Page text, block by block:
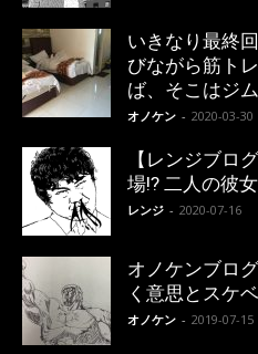
いきなり最終
びながら筋ト
ば、そこはジム
オノケン - 2020-03-30
【レンジブロ
場!? 二人の彼
レンジ - 2020-07-16
オノケンブロ
く意思とスケ
オノケン - 2019-07-15